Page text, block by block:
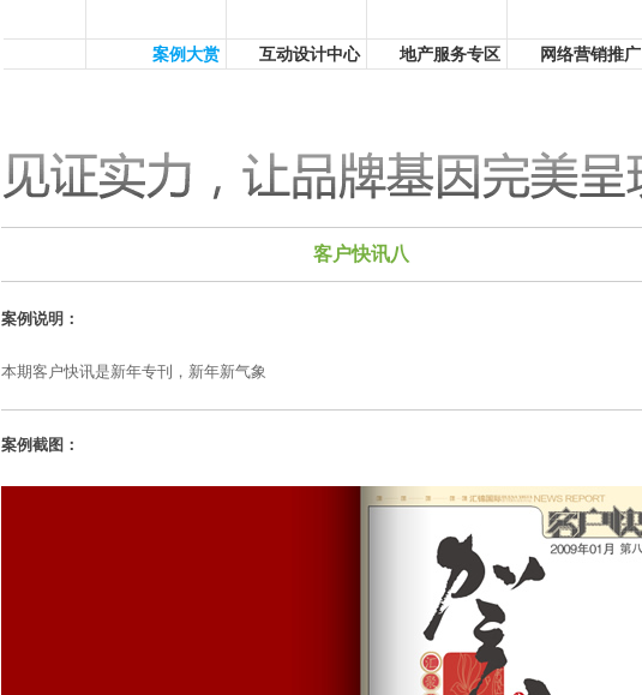
案例大赏 互动设计中心 地产服务专区 网络营销推广
客户快讯八
案例说明：
本期客户快讯是新年专刊，新年新气象
案例截图：